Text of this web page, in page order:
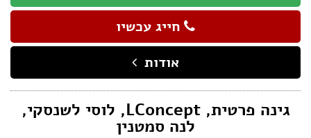
חייג עכשיו
אודות
גינה פרטית, LConcept, לוסי לשנסקי,
לנה סמטנין
הדגשת קישורים
Aא Aא Aא
הצהרת נגישות